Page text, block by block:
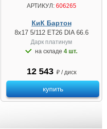
АРТИКУЛ:606265
КиК Бартон
8x17 5/112 ET26 DIA 66.6
Дарк платинум
на складе 4 шт.
12 543 ₽ / диск
купить